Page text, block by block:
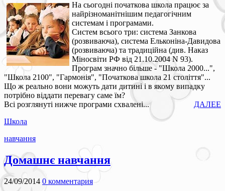
На сьогодні початкова школа працює за
найрізноманітнішим педагогічним
системам і програмами.
Систем всього три: система Занкова
(розвиваюча), система Ельконіна-Давидова
(розвиваюча) та традиційна (див. Наказ
Міносвіти РФ від 21.10.2004 N 93).
Програм значно більше - "Школа 2000...",
"Школа 2100", "Гармонія", "Початкова школа 21 століття"...
Що ж реально вони можуть дати дитині і в якому випадку
потрібно віддати перевагу саме їм?
Всі розглянуті нижче програми схвалені...
ДАЛЕЕ
Школа
навчання
Домашнє навчання
24/09/2014 0 комментария